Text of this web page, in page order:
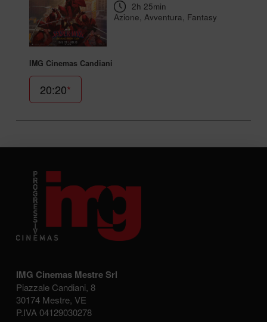
2h 25min
Azione, Avventura, Fantasy
IMG Cinemas Candiani
20:20*
IMG Cinemas Mestre Srl
Piazzale Candiani, 8
30174 Mestre, VE
P.IVA 04129030278